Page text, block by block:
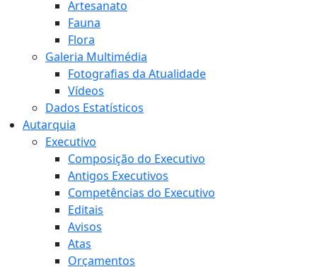
Artesanato
Fauna
Flora
Galeria Multimédia
Fotografias da Atualidade
Vídeos
Dados Estatísticos
Autarquia
Executivo
Composição do Executivo
Antigos Executivos
Competências do Executivo
Editais
Avisos
Atas
Orçamentos